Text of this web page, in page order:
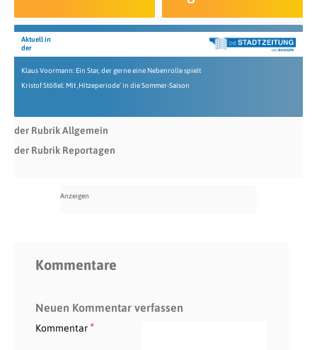
Aktuell in
der
Klaus Voormann: Ein Star, der gerne eine Nebenrolle spielt
Kristof Stößel: Mit ‚Hitzeperiode‘ in die Sommer-Saison
der Rubrik Allgemein
der Rubrik Reportagen
Kommentare
Neuen Kommentar verfassen
Kommentar*